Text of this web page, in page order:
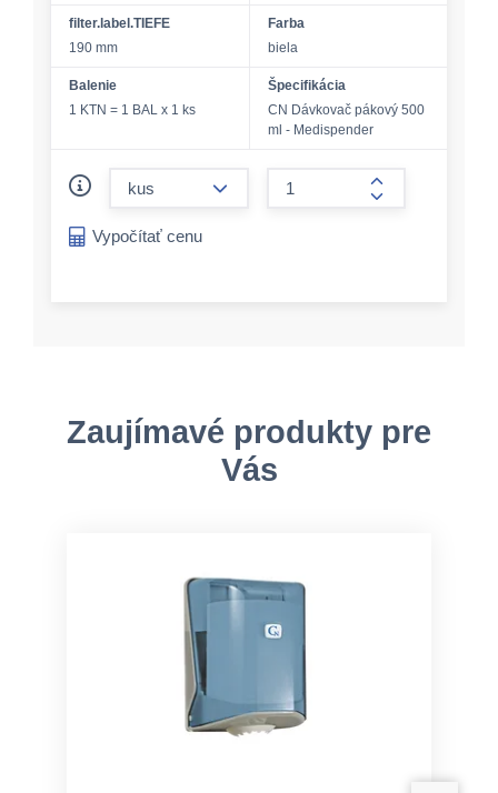
filter.label.TIEFE
190 mm
Farba
biela
Balenie
1 KTN = 1 BAL x 1 ks
Špecifikácia
CN Dávkovač pákový 500
ml - Medispender
form.increase-
Vypočítať cenu
Zaujímavé produkty pre
Vás